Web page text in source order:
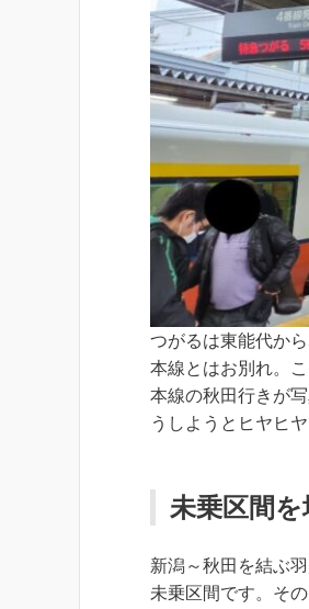
つがるは東能代か
本線とはお別れ。
本線の秋田行きが
うしようとヒヤヒ
未乗区間
新潟～秋田を結ぶ
未乗区間です。そ